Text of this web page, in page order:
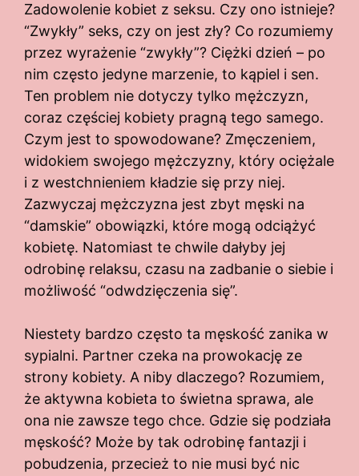
Zadowolenie kobiet z seksu. Czy ono istnieje?
“Zwykły” seks, czy on jest zły? Co rozumiemy
przez wyrażenie “zwykły”? Ciężki dzień – po
nim często jedyne marzenie, to kąpiel i sen.
Ten problem nie dotyczy tylko mężczyzn,
coraz częściej kobiety pragną tego samego.
Czym jest to spowodowane? Zmęczeniem,
widokiem swojego mężczyzny, który ociężale
i z westchnieniem kładzie się przy niej.
Zazwyczaj mężczyzna jest zbyt męski na
“damskie” obowiązki, które mogą odciążyć
kobietę. Natomiast te chwile dałyby jej
odrobinę relaksu, czasu na zadbanie o siebie i
możliwość “odwdzięczenia się”.
Niestety bardzo często ta męskość zanika w
sypialni. Partner czeka na prowokację ze
strony kobiety. A niby dlaczego? Rozumiem,
że aktywna kobieta to świetna sprawa, ale
ona nie zawsze tego chce. Gdzie się podziała
męskość? Może by tak odrobinę fantazji i
pobudzenia, przecież to nie musi być nic